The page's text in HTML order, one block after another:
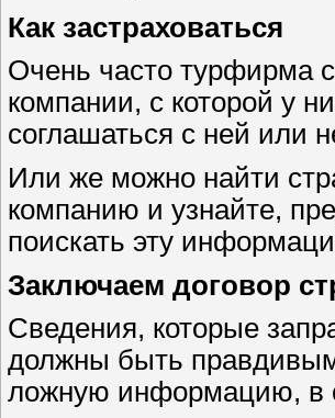
Как застраховаться
Очень часто турфирма
компании, с которой у
соглашаться с ней или
Или же можно найти
компанию и узнайте,
поискать эту
Заключаем договор
Сведения, которые
должны быть
ложную информацию, в